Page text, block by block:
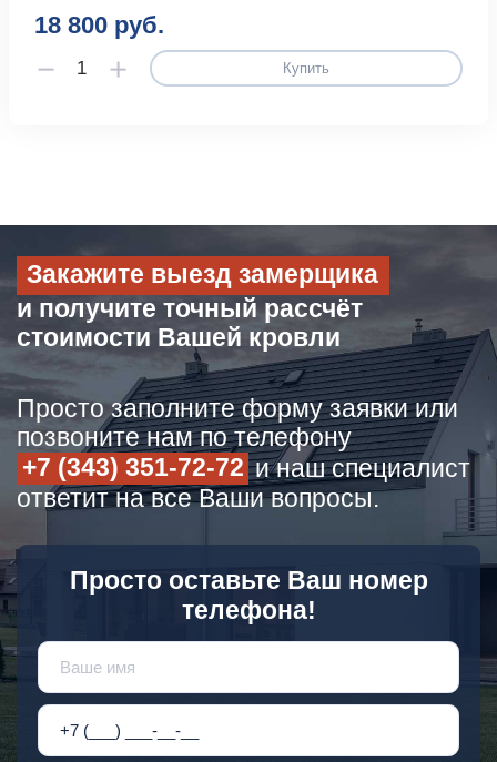
18 800 руб.
Купить
Закажите выезд замерщика
и получите точный рассчёт
стоимости Вашей кровли
Просто заполните форму заявки или
позвоните нам по телефону
+7 (343) 351-72-72 и наш специалист
ответит на все Ваши вопросы.
Просто оставьте Ваш номер
телефона!